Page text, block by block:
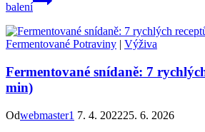
balení
Fermentované Potraviny | Výživa
Fermentované snídaně: 7
min)
Odwebmaster1 7. 4. 202225. 6. 2026